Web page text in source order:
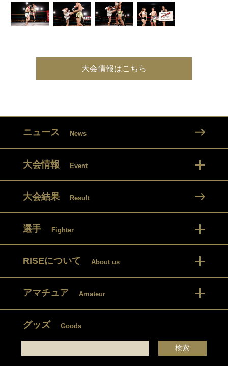
大会情報はこちら
ニュース News
大会情報 Event
大会結果 Result
選手 Fighter
RISEについて About us
アマチュア Amateur
グッズ Goods